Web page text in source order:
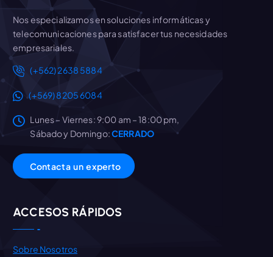
Nos especializamos en soluciones informáticas y
telecomunicaciones para satisfacer tus necesidades
empresariales.
(+562) 2638 5884
(+569) 8205 6084
Lunes – Viernes: 9:00 am – 18:00 pm,
Sábado y Domingo:CERRADO
Contacta un experto
ACCESOS RÁPIDOS
Sobre Nosotros